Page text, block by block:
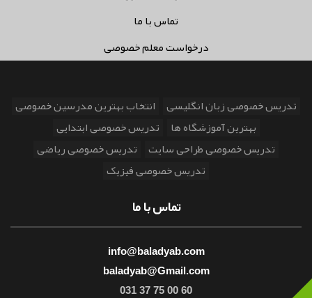
تماس با ما
درخواست معلم خصوصی
تدریس خصوصی زبان انگلیسی انتخاب بهترین مدرسین خصوصی
بهترین آموزشگاه ها تدریس خصوصی ابتدایی
تدریس خصوصی طراحی سایت تدریس خصوصی ریاضی
تدریس خصوصی فیزیک
تماس با ما
info@baladyab.com
baladyab@Gmail.com
031 37 75 00 60